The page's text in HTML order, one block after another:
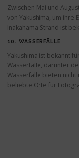
Zwischen Mai und
von Yakushima, um ihre
Inakahama-Strand ist
10. WASSERFÄLLE
Yakushima ist bekannt
Wasserfälle, darunter
Wasserfälle bieten nicht
beliebte Orte für